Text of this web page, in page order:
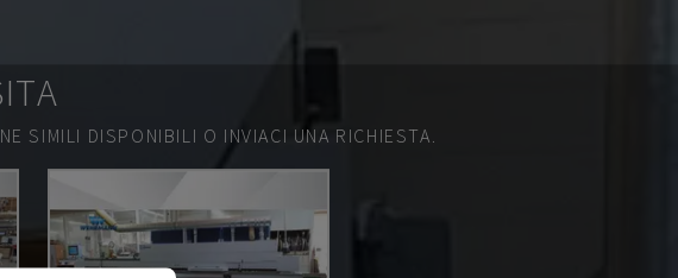
SIMILI DISPONIBILI O INVIACI UNA RICHIESTA.